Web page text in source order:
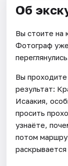
Об
Вы стоите на
Фотограф
Вы проходите
результат:
Исаакия,
просить
узнаёте,
потом